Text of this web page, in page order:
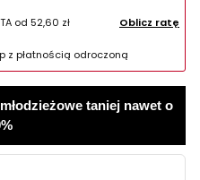
od 52,60 zł Oblicz ratę
z płatnością odroczoną
taniej nawet o